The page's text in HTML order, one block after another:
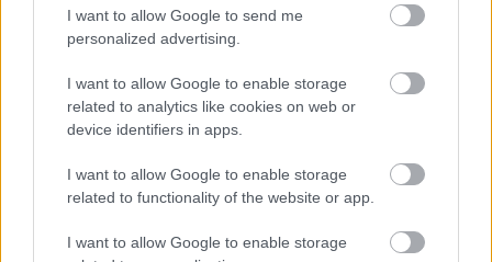
I want to allow Google to send me
personalized advertising.
I want to allow Google to enable storage
related to analytics like cookies on web or
device identifiers in apps.
I want to allow Google to enable storage
related to functionality of the website or app.
I want to allow Google to enable storage
How old is your dog in "human" years?